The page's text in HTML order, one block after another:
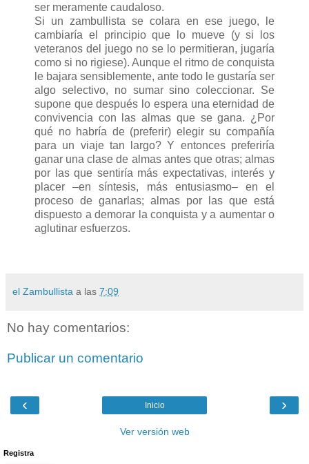
ser meramente caudaloso.
Si un zambullista se colara en ese juego, le
cambiaría el principio que lo mueve (y si los
veteranos del juego no se lo permitieran, jugaría
como si no rigiese). Aunque el ritmo de conquista
le bajara sensiblemente, ante todo le gustaría ser
algo selectivo, no sumar sino coleccionar. Se
supone que después lo espera una eternidad de
convivencia con las almas que se gana. ¿Por
qué no habría de (preferir) elegir su compañía
para un viaje tan largo? Y entonces preferiría
ganar una clase de almas antes que otras; almas
por las que sentiría más expectativas, interés y
placer –en síntesis, más entusiasmo– en el
proceso de ganarlas; almas por las que está
dispuesto a demorar la conquista y a aumentar o
aglutinar esfuerzos.
el Zambullista a las 7:09
No hay comentarios:
Publicar un comentario
‹ ›
Inicio
Ver versión web
Registra